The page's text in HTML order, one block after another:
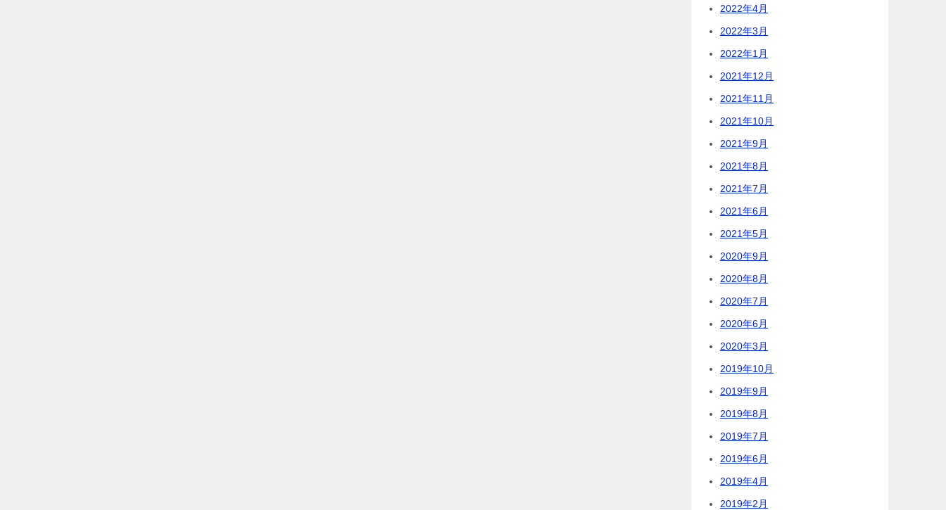
2022年4月
2022年3月
2022年1月
2021年12月
2021年11月
2021年10月
2021年9月
2021年8月
2021年7月
2021年6月
2021年5月
2020年9月
2020年8月
2020年7月
2020年6月
2020年3月
2019年10月
2019年9月
2019年8月
2019年7月
2019年6月
2019年4月
2019年2月